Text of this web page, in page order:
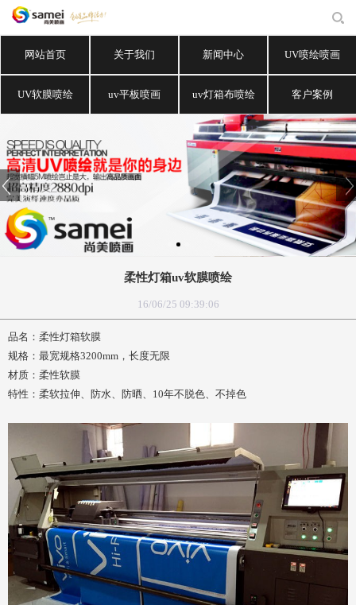
网站首页 关于我们 新闻中心 UV喷绘喷画
UV软膜喷绘 uv平板喷画 uv灯箱布喷绘 客户案例
柔性灯箱uv软膜喷绘
16/06/25 09:39:06
品名：柔性灯箱软膜
规格：最宽规格3200mm，长度无限
材质：柔性软膜
特性：柔软拉伸、防水、防晒、10年不脱色、不掉色